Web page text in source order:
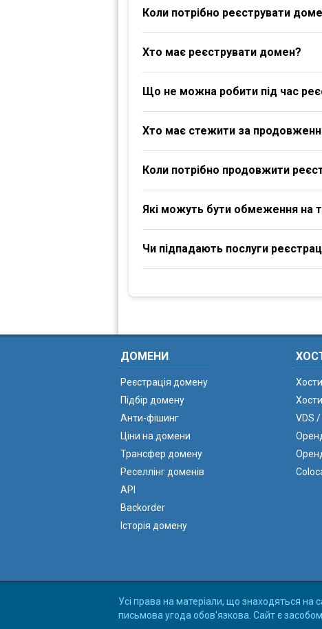
Коли потрібно реєструвати
Хто має реєструвати домен?
Що не можна робити під час
Хто має стежити за
Коли потрібно продовжити
Які можуть бути обмеження на
Чи підпадають послуги
ДОМЕНИ
Реєстрація домену
Підбір домену
Анти-фішинг
Ціни на домени
Трансфер домену
Реселлінг доменів
API
Backorder
Історія домену
VDS /
Усі права на матеріали, що знаходяться на
письмова угода обов'язкова. Сайт є